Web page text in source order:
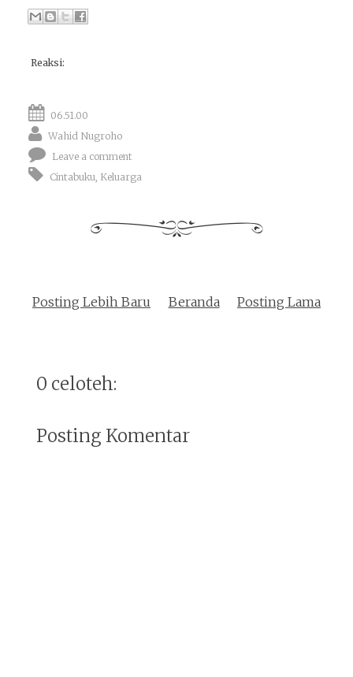
Reaksi:
06.51.00
Wahid Nugroho
Leave a comment
Cintabuku Keluarga
Posting Lebih Baru Posting Lama
Beranda
0 celoteh:
Posting Komentar